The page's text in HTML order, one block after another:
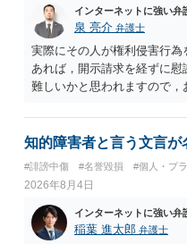
インターネットに強い弁
泉 亮介 弁護士
実際にその人が権利侵害行
あれば，開示請求を経ずに
難しいかと思われますので
知的障害者と言う文言が
#誹謗中傷 #名誉毀損 #個人・プ
2026年8月4日
インターネットに強い弁
稲葉 進太郎 弁護士